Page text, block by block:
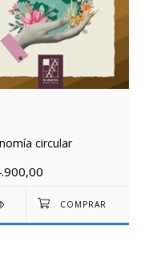
circular